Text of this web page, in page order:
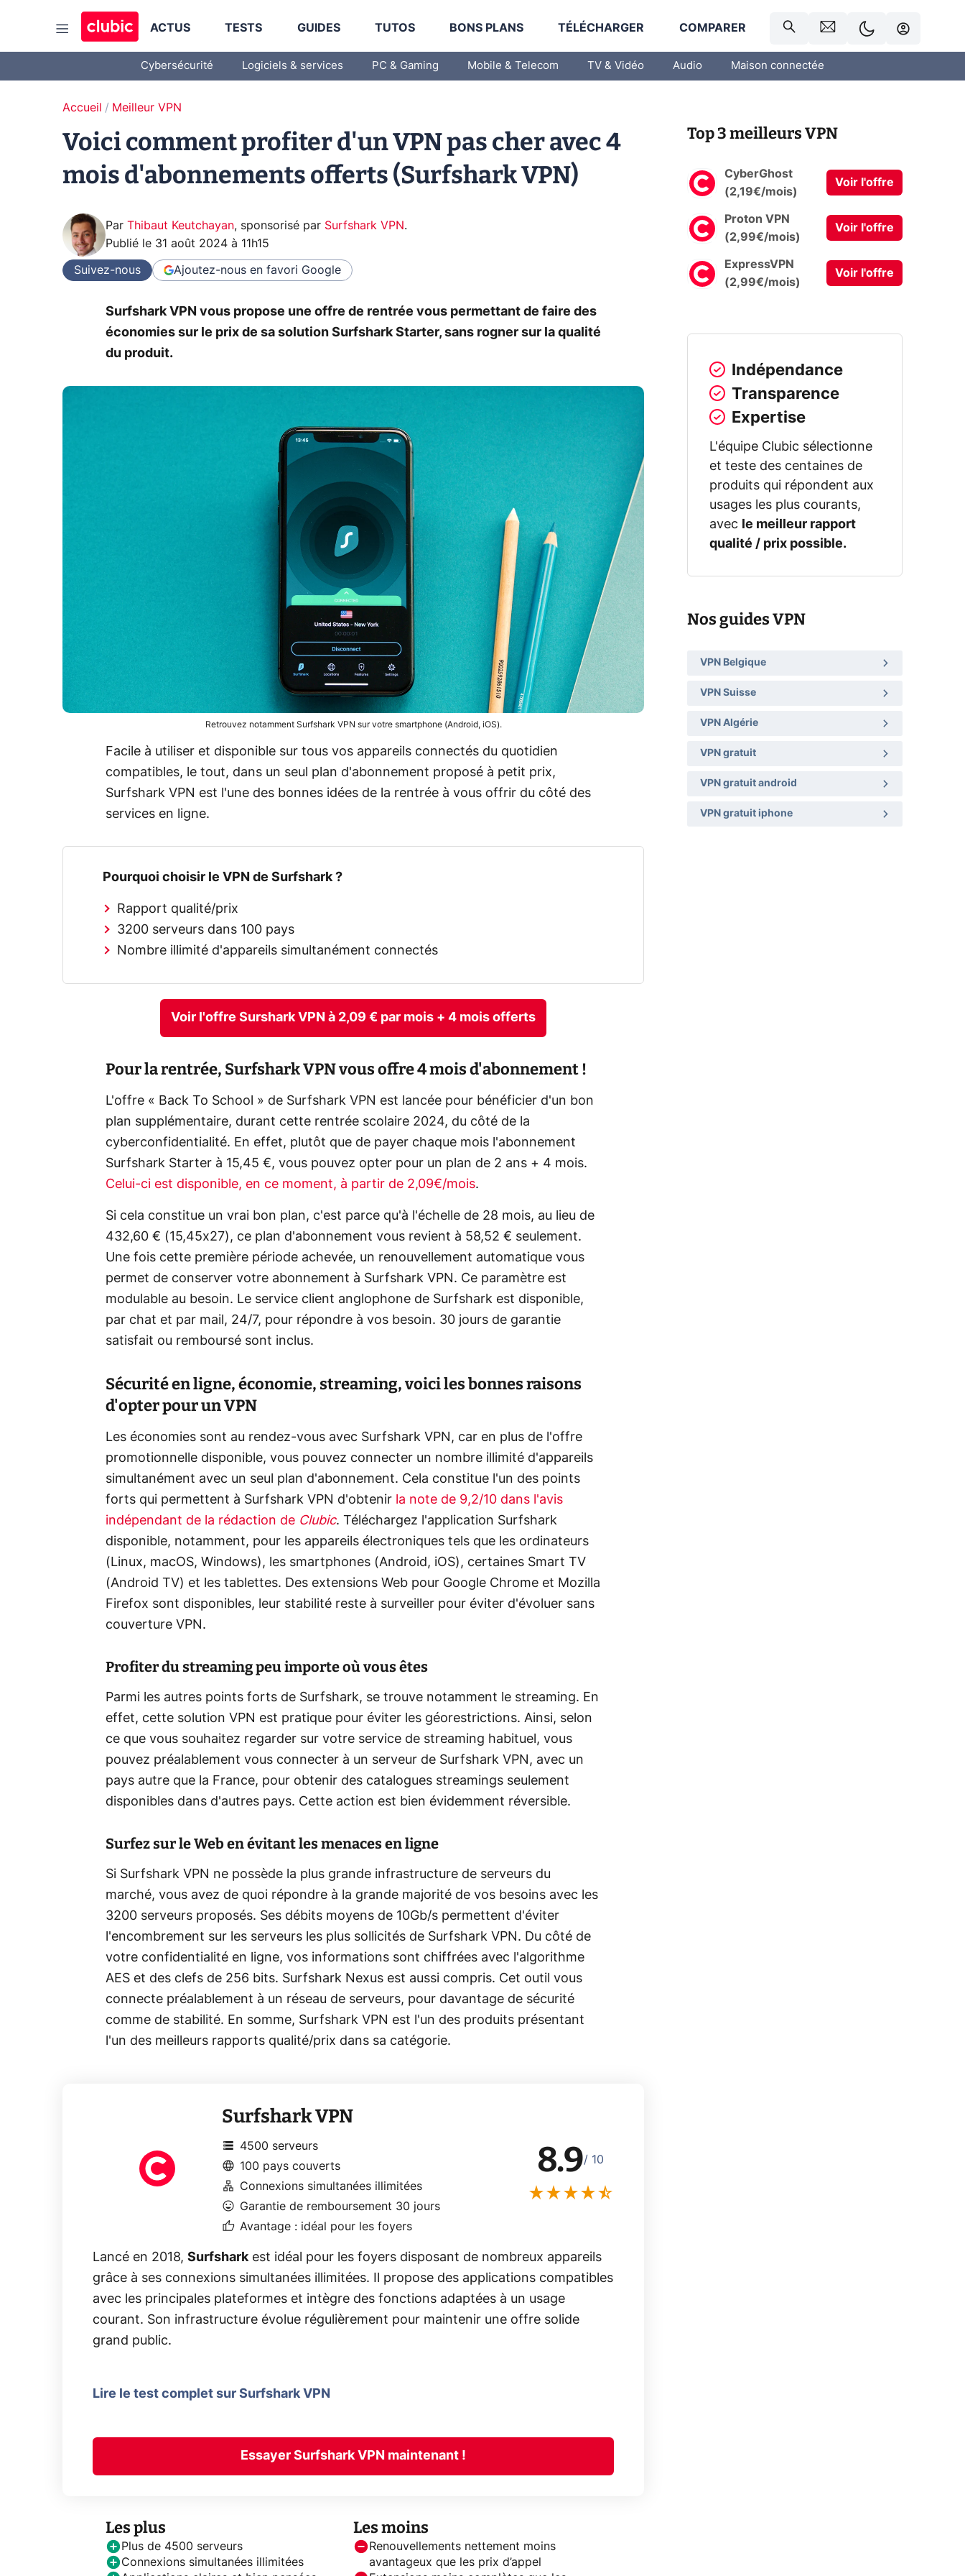
ACTUS TESTS GUIDES TUTOS BONS PLANS TÉLÉCHARGER COMPARER
Cybersécurité Logiciels & services PC & Gaming Mobile & Telecom TV & Vidéo Audio Maison connectée
Accueil Meilleur VPN
Voici comment profiter d'un VPN pas cher avec 4
mois d'abonnements offerts (Surfshark VPN)
Par Thibaut Keutchayan, sponsorisé par Surfshark VPN.
Publié le 31 août 2024 à 11h15
Suivez-nous Ajoutez-nous en favori Google
Surfshark VPN vous propose une offre de rentrée vous permettant de faire des
économies sur le prix de sa solution Surfshark Starter, sans rogner sur la qualité
du produit.
Retrouvez notamment Surfshark VPN sur votre smartphone (Android, iOS).
Facile à utiliser et disponible sur tous vos appareils connectés du quotidien
compatibles, le tout, dans un seul plan d'abonnement proposé à petit prix,
Surfshark VPN est l'une des bonnes idées de la rentrée à vous offrir du côté des
services en ligne.
Pourquoi choisir le VPN de Surfshark ?
Rapport qualité/prix
3200 serveurs dans 100 pays
Nombre illimité d'appareils simultanément connectés
Voir l'offre Surshark VPN à 2,09 € par mois + 4 mois offerts
Pour la rentrée, Surfshark VPN vous offre 4 mois d'abonnement !
L'offre « Back To School » de Surfshark VPN est lancée pour bénéficier d'un bon
plan supplémentaire, durant cette rentrée scolaire 2024, du côté de la
cyberconfidentialité. En effet, plutôt que de payer chaque mois l'abonnement
Surfshark Starter à 15,45 €, vous pouvez opter pour un plan de 2 ans + 4 mois.
Celui-ci est disponible, en ce moment, à partir de 2,09€/mois.
Si cela constitue un vrai bon plan, c'est parce qu'à l'échelle de 28 mois, au lieu de
432,60 € (15,45x27), ce plan d'abonnement vous revient à 58,52 € seulement.
Une fois cette première période achevée, un renouvellement automatique vous
permet de conserver votre abonnement à Surfshark VPN. Ce paramètre est
modulable au besoin. Le service client anglophone de Surfshark est disponible,
par chat et par mail, 24/7, pour répondre à vos besoin. 30 jours de garantie
satisfait ou remboursé sont inclus.
Sécurité en ligne, économie, streaming, voici les bonnes raisons
d'opter pour un VPN
Les économies sont au rendez-vous avec Surfshark VPN, car en plus de l'offre
promotionnelle disponible, vous pouvez connecter un nombre illimité d'appareils
simultanément avec un seul plan d'abonnement. Cela constitue l'un des points
forts qui permettent à Surfshark VPN d'obtenir la note de 9,2/10 dans l'avis
indépendant de la rédaction de Clubic. Téléchargez l'application Surfshark
disponible, notamment, pour les appareils électroniques tels que les ordinateurs
(Linux, macOS, Windows), les smartphones (Android, iOS), certaines Smart TV
(Android TV) et les tablettes. Des extensions Web pour Google Chrome et Mozilla
Firefox sont disponibles, leur stabilité reste à surveiller pour éviter d'évoluer sans
couverture VPN.
Profiter du streaming peu importe où vous êtes
Parmi les autres points forts de Surfshark, se trouve notamment le streaming. En
effet, cette solution VPN est pratique pour éviter les géorestrictions. Ainsi, selon
ce que vous souhaitez regarder sur votre service de streaming habituel, vous
pouvez préalablement vous connecter à un serveur de Surfshark VPN, avec un
pays autre que la France, pour obtenir des catalogues streamings seulement
disponibles dans d'autres pays. Cette action est bien évidemment réversible.
Surfez sur le Web en évitant les menaces en ligne
Si Surfshark VPN ne possède la plus grande infrastructure de serveurs du
marché, vous avez de quoi répondre à la grande majorité de vos besoins avec les
3200 serveurs proposés. Ses débits moyens de 10Gb/s permettent d'éviter
l'encombrement sur les serveurs les plus sollicités de Surfshark VPN. Du côté de
votre confidentialité en ligne, vos informations sont chiffrées avec l'algorithme
AES et des clefs de 256 bits. Surfshark Nexus est aussi compris. Cet outil vous
connecte préalablement à un réseau de serveurs, pour davantage de sécurité
comme de stabilité. En somme, Surfshark VPN est l'un des produits présentant
l'un des meilleurs rapports qualité/prix dans sa catégorie.
Surfshark VPN
storage 4500 serveurs
language 100 pays couverts
lan Connexions simultanées illimitées
mood Garantie de remboursement 30 jours
thumb_up Avantage : idéal pour les foyers
8.9/ 10
Lancé en 2018,Surfsharkest idéal pour les foyers disposant de nombreux appareils
grâce à ses connexions simultanées illimitées. Il propose des applications compatibles
avec les principales plateformes et intègre des fonctions adaptées à un usage
courant. Son infrastructure évolue régulièrement pour maintenir une offre solide
grand public.
Lire le test complet sur Surfshark VPN
Essayer Surfshark VPN maintenant !
Les plus
Plus de 4500 serveurs
Connexions simultanées illimitées
Les moins
Renouvellements nettement moins
avantageux que les prix d’appel
Top 3 meilleurs VPN
CyberGhost
(2,19€/mois)
Voir l'offre
Proton VPN
(2,99€/mois)
Voir l'offre
ExpressVPN
(2,99€/mois)
Voir l'offre
Indépendance
Transparence
Expertise
L'équipe Clubic sélectionne
et teste des centaines de
produits qui répondent aux
usages les plus courants,
avec
le meilleur rapport
qualité / prix possible.
Nos guides VPN
VPN Belgique
VPN Suisse
VPN Algérie
VPN gratuit
VPN gratuit android
VPN gratuit iphone